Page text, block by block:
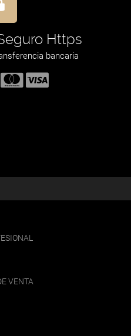
Https
bancaria
VENTA